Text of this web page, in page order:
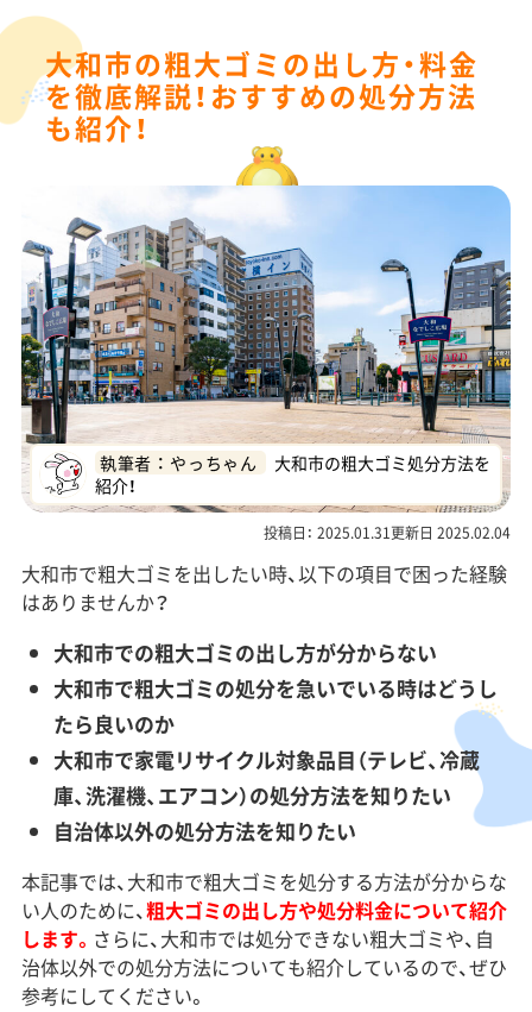
大和市の粗大ゴミの出し方・料金
を徹底解説！おすすめの処分方法
も紹介！
執筆者 ： やっちゃん
大和市の粗大ゴミ処分方法を
紹介！
投稿日： 2025.01.31更新日 2025.02.04
大和市で粗大ゴミを出したい時、以下の項目で困った経験
はありませんか？
大和市での粗大ゴミの出し方が分からない
大和市で粗大ゴミの処分を急いでいる時はどうし
たら良いのか
大和市で家電リサイクル対象品目（テレビ、冷蔵
庫、洗濯機、エアコン）の処分方法を知りたい
自治体以外の処分方法を知りたい
本記事では、大和市で粗大ゴミを処分する方法が分からな
い人のために、粗大ゴミの出し方や処分料金について紹介
します。 さらに、大和市では処分できない粗大ゴミや、自
治体以外での処分方法についても紹介しているので、ぜひ
参考にしてください。